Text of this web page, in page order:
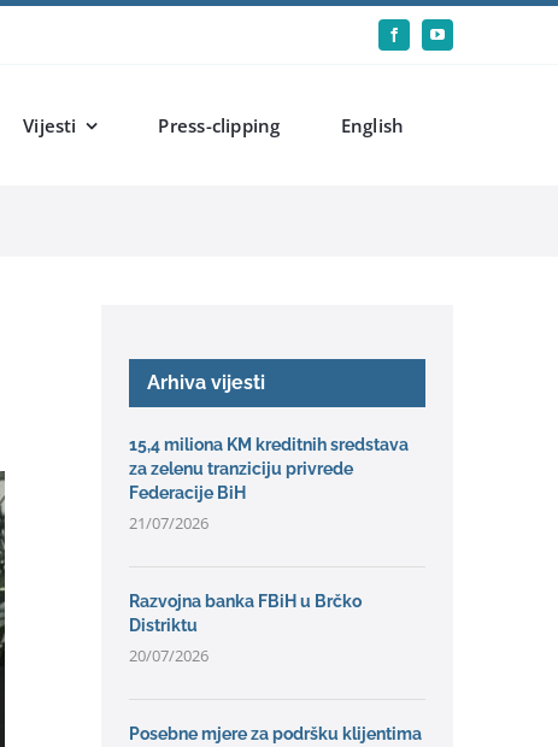
Vijesti Press-clipping English
Arhiva vijesti
15,4 miliona KM kreditnih sredstava
za zelenu tranziciju privrede
Federacije BiH
21/07/2026
Razvojna banka FBiH u Brčko
Distriktu
20/07/2026
Posebne mjere za podršku klijentima